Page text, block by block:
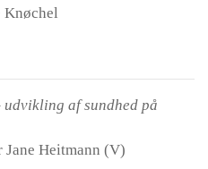
Knøchel
af sundhed på
Jane Heitmann (V)